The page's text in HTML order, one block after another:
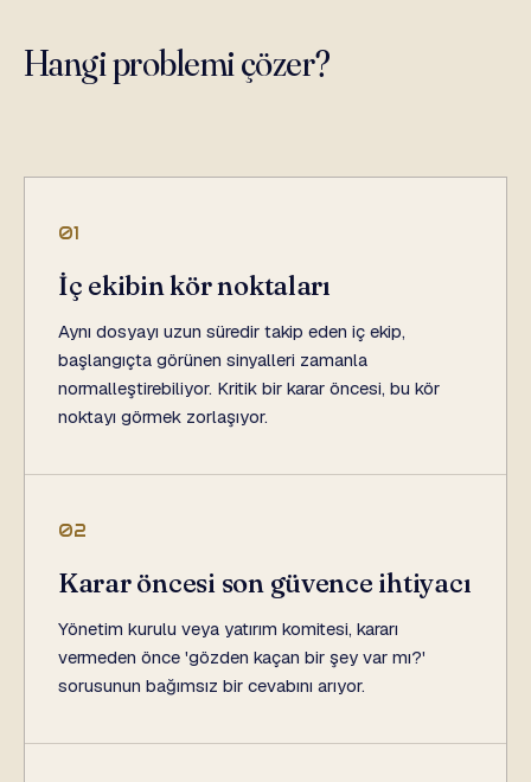
Hangi problemi çözer?
01
İç ekibin kör noktaları
Aynı dosyayı uzun süredir takip eden iç ekip,
başlangıçta görünen sinyalleri zamanla
normalleştirebiliyor. Kritik bir karar öncesi, bu kör
noktayı görmek zorlaşıyor.
02
Karar öncesi son güvence ihtiyacı
Yönetim kurulu veya yatırım komitesi, kararı
vermeden önce 'gözden kaçan bir şey var mı?'
sorusunun bağımsız bir cevabını arıyor.